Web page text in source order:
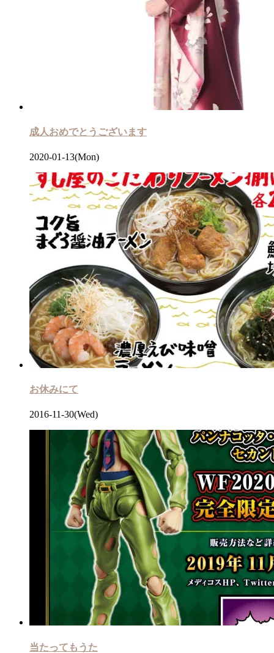
成人おめでとうございます
2020-01-13(Mon)
お休みにて
2016-11-30(Wed)
当たってもうた